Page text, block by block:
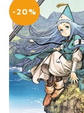
-20%